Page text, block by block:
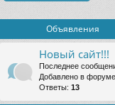
Объявления
Новый сайт!!!
Последнее
Добавлено в форуме
Ответы: 13